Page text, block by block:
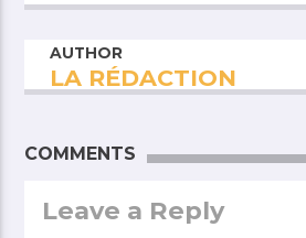
AUTHOR
LA RÉDACTION
COMMENTS
Leave a Reply